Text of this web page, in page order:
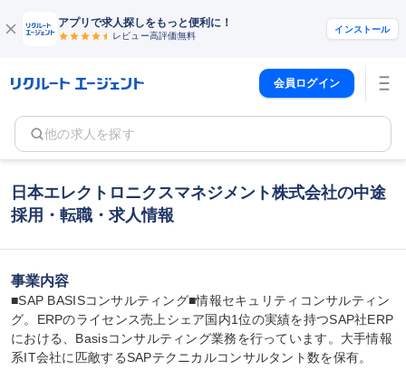
アプリで求人探しをもっと便利に！
レビュー高評価無料
インストール
会員ログイン
他の求人を探す
日本エレクトロニクスマネジメント株式会社の中途
採用・転職・求人情報
事業内容
■SAP BASISコンサルティング■情報セキュリティコンサルティン
グ。ERPのライセンス売上シェア国内1位の実績を持つSAP社ERP
における、Basisコンサルティング業務を行っています。大手情報
系IT会社に匹敵するSAPテクニカルコンサルタント数を保有。